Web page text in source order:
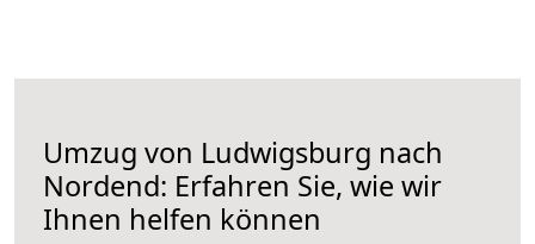
Umzug von Ludwigsburg nach
Nordend: Erfahren Sie, wie wir
Ihnen helfen können